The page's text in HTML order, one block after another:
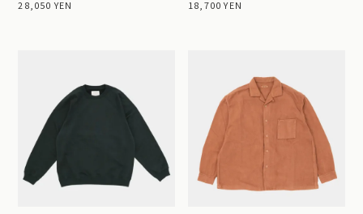
28,050 YEN
18,700 YEN